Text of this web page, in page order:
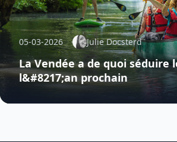
05-03-2026 Julie Docsterd
La Vendée a de quoi séduire
l&#8217;an prochain